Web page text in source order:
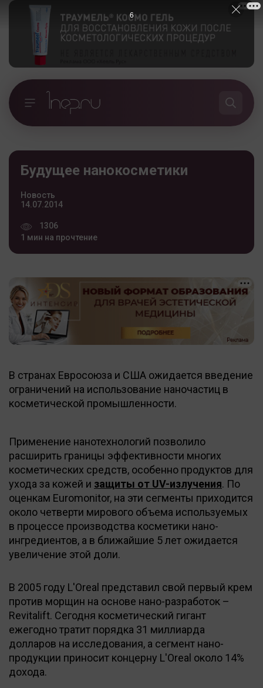
Будущее нанокосметики
Новость
14.07.2014
1306
1 мин на прочтение
В странах Евросоюза и США ожидается введение
ограничений на использование наночастиц в
косметической промышленности.
Применение нанотехнологий позволило
расширить границы эффективности многих
косметических средств, особенно продуктов для
ухода за кожей и защиты от UV-излучения. По
оценкам Euromonitor, на эти сегменты приходится
около четверти мирового объема используемых
в процессе производства косметики нано-
ингредиентов, а в ближайшие 5 лет ожидается
увеличение этой доли.
В 2005 году L'Oreal представил свой первый крем
против морщин на основе нано-разработок –
Revitalift. Сегодня косметический гигант
ежегодно тратит порядка 31 миллиарда
долларов на исследования, а сегмент нано-
продукции приносит концерну L'Oreal около 14%
дохода.
5